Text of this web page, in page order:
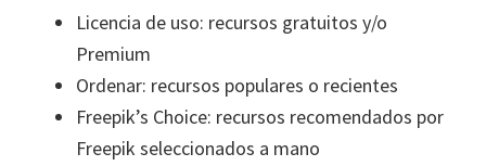
Licencia de uso: recursos gratuitos y/o
Premium
Ordenar: recursos populares o recientes
Freepik’s Choice: recursos recomendados por
Freepik seleccionados a mano